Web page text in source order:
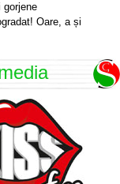
gorjene
Oare, a și